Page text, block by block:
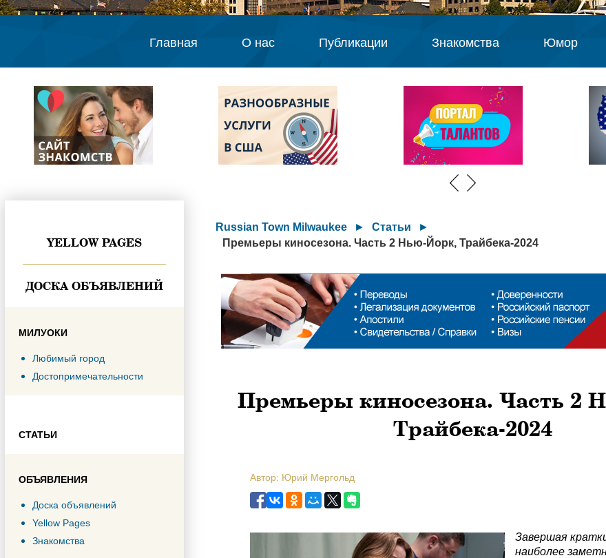
Главная О нас Публикации Знакомства Юмор
YELLOW PAGES
ДОСКА ОБЪЯВЛЕНИЙ
МИЛУОКИ
Любимый город
Достопримечательности
СТАТЬИ
ОБЪЯВЛЕНИЯ
Доска объявлений
Yellow Pages
Знакомства
Russian Town Milwaukee ► Статьи
►
Премьеры киносезона. Часть 2 Нью-Йорк, Трайбека-2024
Премьеры киносезона. Часть 2
Трайбека-2024
Автор: Юрий Мергольд
Завершая
наиболее